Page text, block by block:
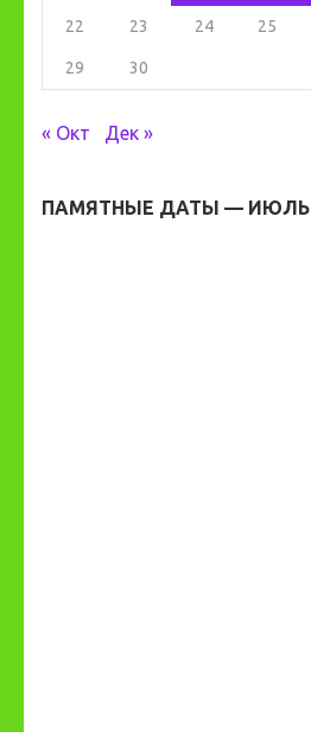
22 23 24 25
29 30
« Окт Дек »
ПАМЯТНЫЕ ДАТЫ — ИЮЛЬ